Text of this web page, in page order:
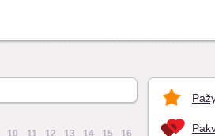
10 11 12 13 14 15 16